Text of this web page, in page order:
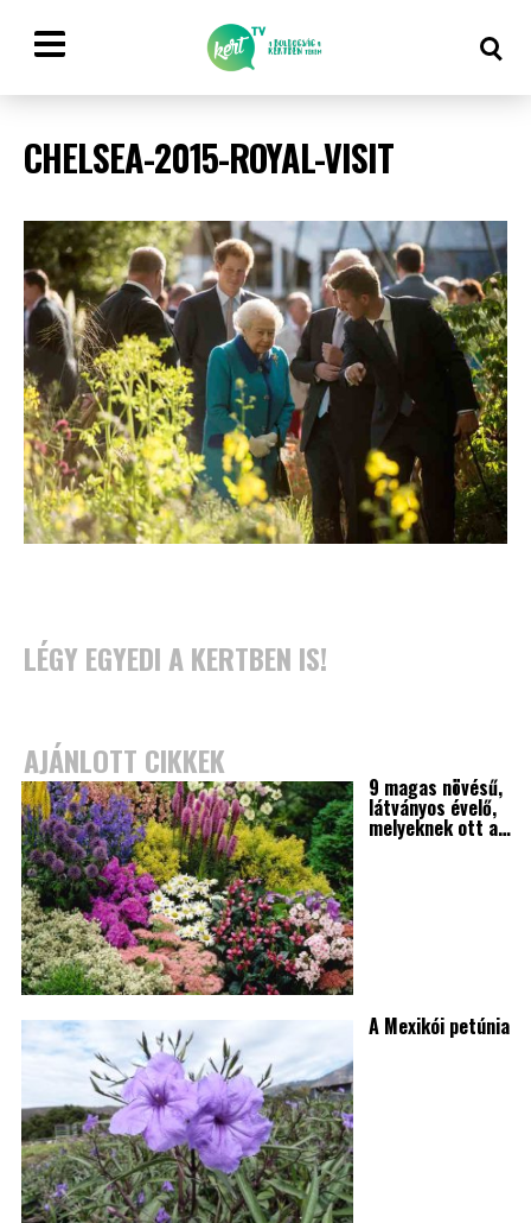
CHELSEA-2015-ROYAL-VISIT
LÉGY EGYEDI A KERTBEN IS!
AJÁNLOTT CIKKEK
9 magas növésű,
látványos évelő,
melyeknek ott a…
A Mexikói petúnia